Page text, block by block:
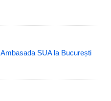
Ambasada SUA la București